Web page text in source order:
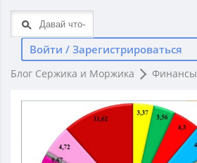
Войти / Зарегистрироваться
Блог Сержика и Моржика Финансы